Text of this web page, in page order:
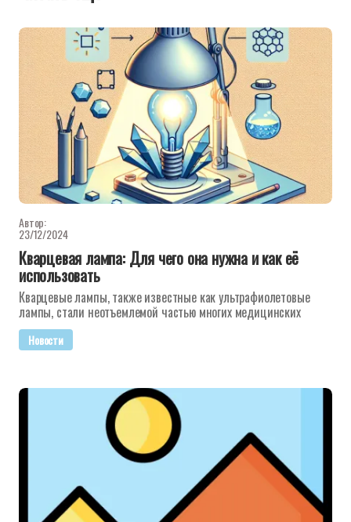
Автор:
23/12/2024
Кварцевая лампа: Для чего она нужна и как её
использовать
Кварцевые лампы, также известные как ультрафиолетовые
лампы, стали неотъемлемой частью многих медицинских
Новости